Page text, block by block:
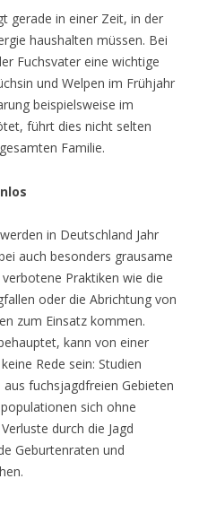
gerade in einer Zeit, in der
haushalten müssen. Bei
Fuchsvater eine wichtige
und Welpen im Frühjahr
beispielsweise im
führt dies nicht selten
Familie.
in Deutschland Jahr
auch besonders grausame
Praktiken wie die
oder die Abrichtung von
zum Einsatz kommen.
kann von einer
Rede sein: Studien
fuchsjagdfreien Gebieten
sich ohne
durch die Jagd
Geburtenraten und